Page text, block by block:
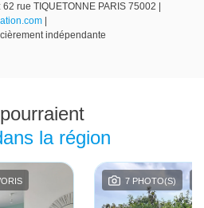
rue TIQUETONNE PARIS 75002 |
indépendante
la région
14